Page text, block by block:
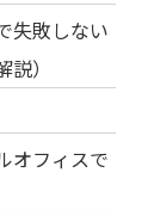
失敗しない
）
オフィスで